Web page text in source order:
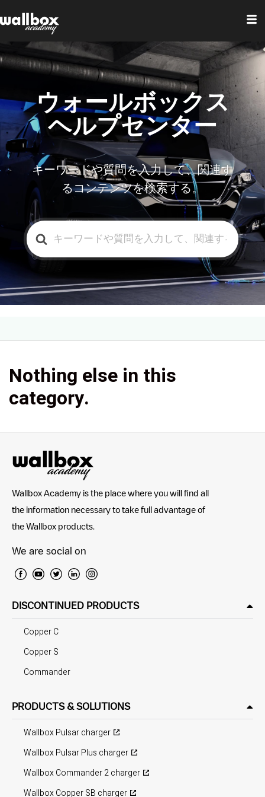
ウォールボックス
ヘルプセンター
キーワードや質問を入力して、関連す
るコンテンツを検索する。
検
索
Nothing else in this
category.
Wallbox Academy is the place where you will find all
the information necessary to take full advantage of
the Wallbox products.
We are social on
DISCONTINUED PRODUCTS
Copper C
Copper S
Commander
PRODUCTS & SOLUTIONS
Wallbox Pulsar charger
Wallbox Pulsar Plus charger
Wallbox Commander 2 charger
Wallbox Copper SB charger